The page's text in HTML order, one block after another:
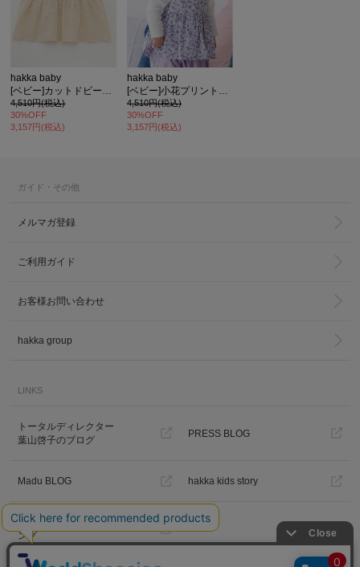
hakka baby
[ベビー]カットドビーエプロンスタイ
4,510円(税込)
30%OFF
3,157円(税込)
hakka baby
[ベビー]小花プリントエプロンスタイ
4,510円(税込)
30%OFF
3,157円(税込)
ガイド・その他
メルマガ登録
ご利用ガイド
お客様お問い合わせ
hakka group
LINKS
トータルディレクター
葉山啓子のブログ
PRESS BLOG
Madu BLOG hakka kids story
Hakka Online Shopギフトラッピ
ング